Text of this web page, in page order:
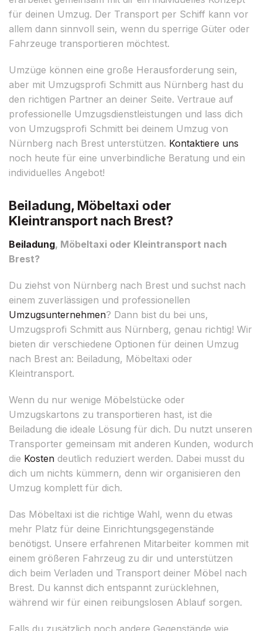
für deinen Umzug. Der Transport per Schiff kann vor
allem dann sinnvoll sein, wenn du sperrige Güter oder
Fahrzeuge transportieren möchtest.
Umzüge können eine große Herausforderung sein,
aber mit Umzugsprofi Schmitt aus Nürnberg hast du
den richtigen Partner an deiner Seite. Vertraue auf
professionelle Umzugsdienstleistungen und lass dich
von Umzugsprofi Schmitt bei deinem Umzug von
Nürnberg nach Brest unterstützen. Kontaktiere uns
noch heute für eine unverbindliche Beratung und ein
individuelles Angebot!
Beiladung, Möbeltaxi oder
Kleintransport nach Brest?
Beiladung, Möbeltaxi oder Kleintransport nach
Brest?
Du ziehst von Nürnberg nach Brest und suchst nach
einem zuverlässigen und professionellen
Umzugsunternehmen? Dann bist du bei uns,
Umzugsprofi Schmitt aus Nürnberg, genau richtig! Wir
bieten dir verschiedene Optionen für deinen Umzug
nach Brest an: Beiladung, Möbeltaxi oder
Kleintransport.
Wenn du nur wenige Möbelstücke oder
Umzugskartons zu transportieren hast, ist die
Beiladung die ideale Lösung für dich. Du nutzt unseren
Transporter gemeinsam mit anderen Kunden, wodurch
die Kosten deutlich reduziert werden. Dabei musst du
dich um nichts kümmern, denn wir organisieren den
Umzug komplett für dich.
Das Möbeltaxi ist die richtige Wahl, wenn du etwas
mehr Platz für deine Einrichtungsgegenstände
benötigst. Unsere erfahrenen Mitarbeiter kommen mit
einem größeren Fahrzeug zu dir und unterstützen
dich beim Verladen und Transport deiner Möbel nach
Brest. Du kannst dich entspannt zurücklehnen,
während wir für einen reibungslosen Ablauf sorgen.
Falls du zusätzlich noch andere Gegenstände wie